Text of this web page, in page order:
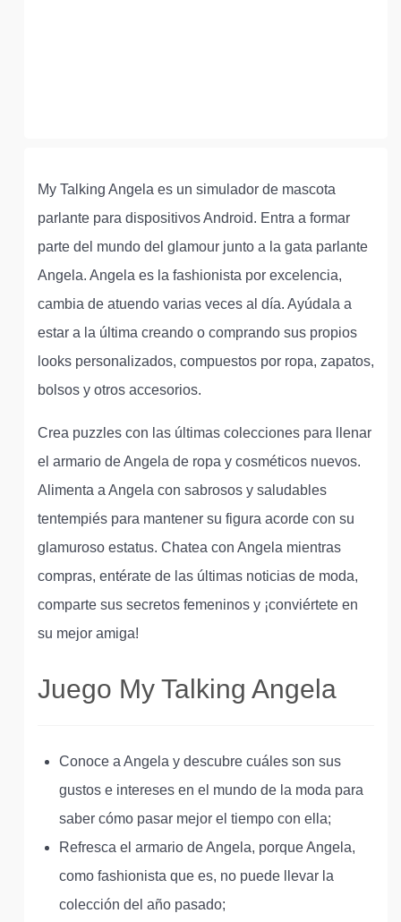
My Talking Angela es un simulador de mascota
parlante para dispositivos Android. Entra a formar
parte del mundo del glamour junto a la gata parlante
Angela. Angela es la fashionista por excelencia,
cambia de atuendo varias veces al día. Ayúdala a
estar a la última creando o comprando sus propios
looks personalizados, compuestos por ropa, zapatos,
bolsos y otros accesorios.
Crea puzzles con las últimas colecciones para llenar
el armario de Angela de ropa y cosméticos nuevos.
Alimenta a Angela con sabrosos y saludables
tentempiés para mantener su figura acorde con su
glamuroso estatus. Chatea con Angela mientras
compras, entérate de las últimas noticias de moda,
comparte sus secretos femeninos y ¡conviértete en
su mejor amiga!
Juego My Talking Angela
Conoce a Angela y descubre cuáles son sus
gustos e intereses en el mundo de la moda para
saber cómo pasar mejor el tiempo con ella;
Refresca el armario de Angela, porque Angela,
como fashionista que es, no puede llevar la
colección del año pasado;